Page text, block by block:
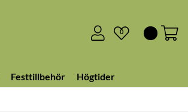
0
Festtillbehör Högtider